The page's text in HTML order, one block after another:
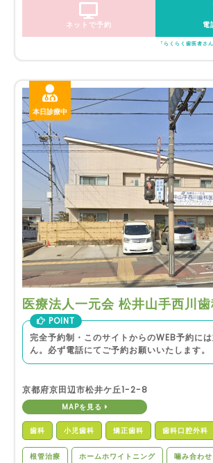
ネットで予約 電
「らくらく歯医者さ
本日診療中
医療法人一元会 松井山手西川
POINT
完全予約制・このサイトからのWEB予約に
ん。必ず電話にてご予約お願いいたします。
京都府京田辺市松井ケ丘1-2-8
MAPを見る
歯科 小児歯科 矯正歯科 歯科口腔外科
根管治療 ホームホワイトニング 噛み合わせ